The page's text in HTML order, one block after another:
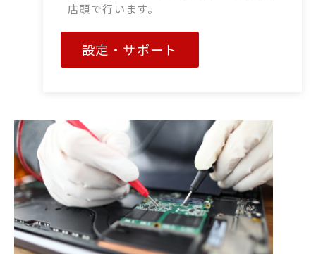
店頭で行います。
設定・サポート